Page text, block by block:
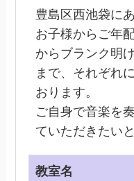
豊島区西池袋に
お子様からご年
からブランク明
まで、それぞれ
おります。
ご自身で音楽を
ていただきたい
教室名